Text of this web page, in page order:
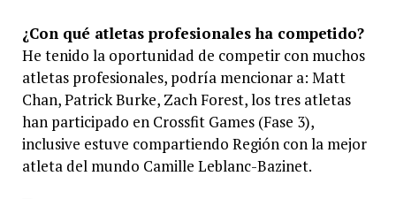
¿Con qué atletas profesionales ha competido?
He tenido la oportunidad de competir con muchos
atletas profesionales, podría mencionar a: Matt
Chan, Patrick Burke, Zach Forest, los tres atletas
han participado en Crossfit Games (Fase 3),
inclusive estuve compartiendo Región con la mejor
atleta del mundo Camille Leblanc-Bazinet.